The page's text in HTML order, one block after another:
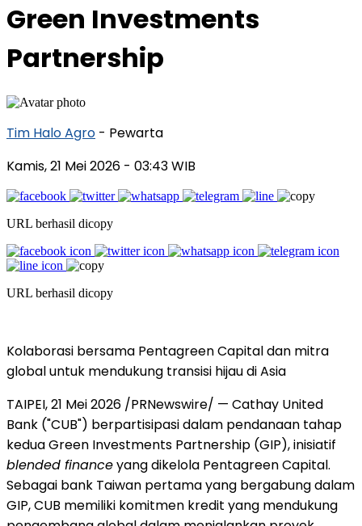
Green Investments
Partnership
Tim Halo Agro - Pewarta
Kamis, 21 Mei 2026 - 03:43 WIB
URL berhasil dicopy
URL berhasil dicopy
Kolaborasi bersama Pentagreen Capital dan mitra
global untuk mendukung transisi hijau di Asia
TAIPEI, 21 Mei 2026 /PRNewswire/ — Cathay United
Bank ("CUB") berpartisipasi dalam pendanaan tahap
kedua Green Investments Partnership (GIP), inisiatif
blended financeyang dikelola Pentagreen Capital.
Sebagai bank Taiwan pertama yang bergabung dalam
GIP, CUB memiliki komitmen kredit yang mendukung